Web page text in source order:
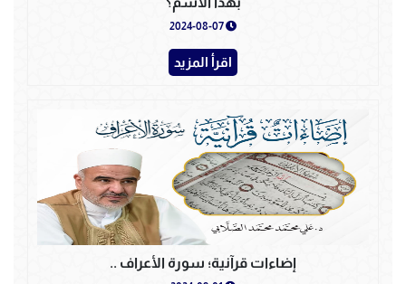
اقرأ المزيد
إضاءات قرآنية؛ سورة الأعراف ..